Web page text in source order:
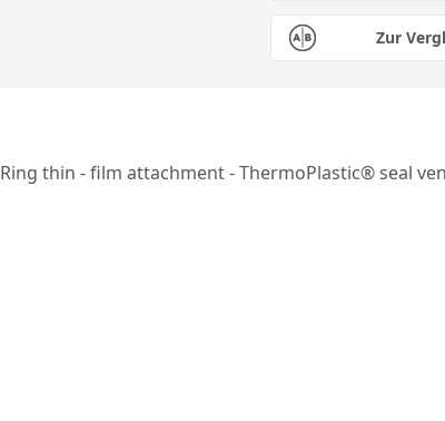
Zur
Ring thin - film attachment - ThermoPlastic® seal